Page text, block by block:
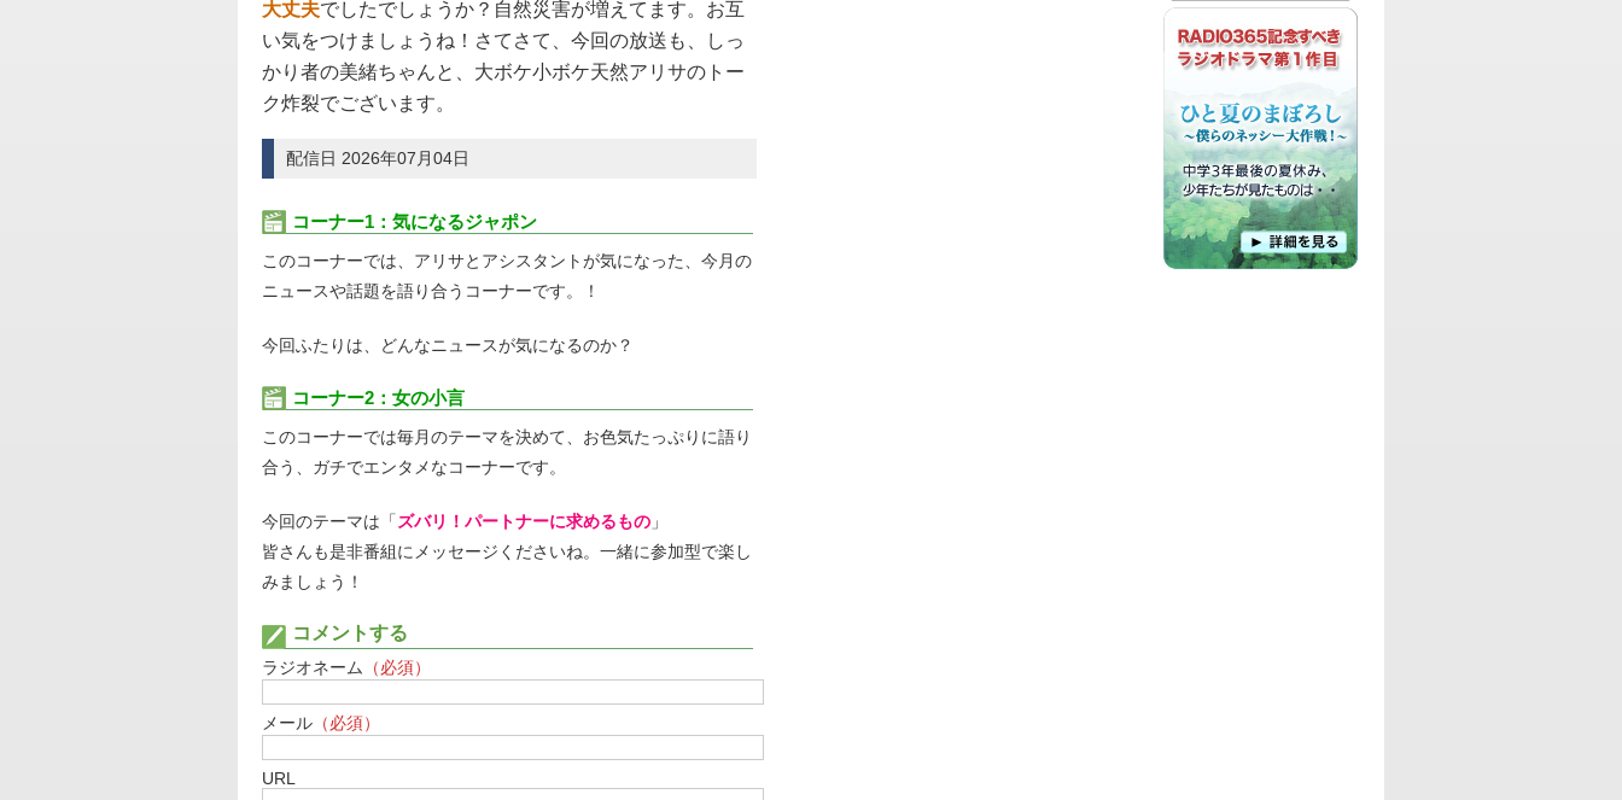
大丈夫でしたでしょうか？自然災害が増えてます。お互
い気をつけましょうね！さてさて、今回の放送も、しっ
かり者の美緒ちゃんと、大ボケ小ボケ天然アリサのトー
ク炸裂でございます。
配信日 2026年07月04日
コーナー1：気になるジャポン
このコーナーでは、アリサとアシスタントが気になった、今月の
ニュースや話題を語り合うコーナーです。！
今回ふたりは、どんなニュースが気になるのか？
コーナー2：女の小言
このコーナーでは毎月のテーマを決めて、お色気たっぷりに語り
合う、ガチでエンタメなコーナーです。
今回のテーマは「 ズバリ！パートナーに求めるもの 」
皆さんも是非番組にメッセージくださいね。一緒に参加型で楽し
みましょう！
コメントする
ラジオネーム （必須）
メール （必須）
URL
パーソナリティ：梅景飛歌
ラジオドラマを作りたい人と、主演した
い人、作品を提供したい人のためのマッ
チングサイト、RAZIDRAによる、最新作
品のオーディション情報や、毎回監督
ル秘情報を教えちゃう、そんなラジドラーの為の公式番組です。
パーソナリティ： 中村舞、しおりん
エイジングケアアーティスト中村舞と、
アシスタントのしおりんによる、最近気
になるあんなことや、こんなことをピッ
クアップして話し合ったり、毎回テーマ
を決めて熱く語り合う番組です。
パーソナリティ：DJ TOM